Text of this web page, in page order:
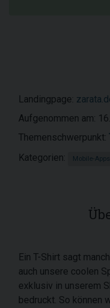
Landingpage:
Aufgenommen am:
Themenschwerpunkt:
Kategorien:
Mobile-Apps
Ein T-Shirt sagt
auch unsere coolen
exklusiv in unserem
bedruckt. So können